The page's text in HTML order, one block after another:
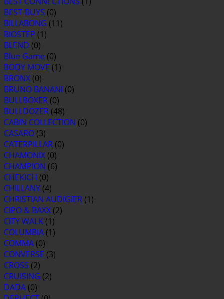
BEST-BUYS (0)
BILLABONG (11)
BIOSTEP (1)
BLEND (0)
Blue Game (0)
BODY MOVE (1)
BRONX (0)
BRUNO BANANI (0)
BULLBOXER (0)
BULLDOZER (48)
CABIN COLLECTION (0)
CASARO (3)
CATERPILLAR (0)
CHAMONIX (0)
CHAMPION (6)
CHEKICH (0)
CHILLANY (4)
CHRISTIAN AUDIGIER (1)
CIPO & BAXX (2)
CITY WALK (1)
COLUMBIA (1)
COMMA (0)
CONVERSE (3)
CROSS (2)
CRUISING (2)
DADA (0)